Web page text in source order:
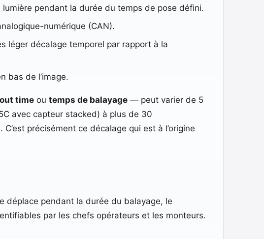
lumière pendant la durée du temps de pose défini.
numérique (CAN).
léger décalage temporel par rapport à la
bas de l’image.
timeou temps de balayage— peut varier de 5
avec capteur stacked) à plus de 30
précisément ce décalage qui est à l’origine
déplace pendant la durée du balayage, le
par les chefs opérateurs et les monteurs.